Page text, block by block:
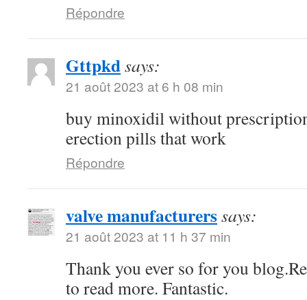
Répondre
Gttpkdsays:
21 août 2023 at 6 h 08 min
buy minoxidil without
erection pills that work
Répondre
valve manufacturerssays:
21 août 2023 at 11 h 37 min
Thank you ever so for you
to read more. Fantastic.